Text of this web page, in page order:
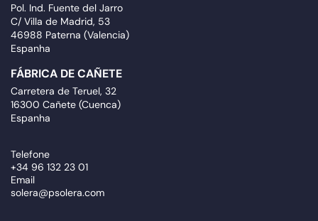
Pol. Ind. Fuente del Jarro
C/ Villa de Madrid, 53
46988 Paterna (Valencia)
Espanha
FÁBRICA DE CAÑETE
Carretera de Teruel, 32
16300 Cañete (Cuenca)
Espanha
Telefone
+34 96 132 23 01
Email
solera@psolera.com